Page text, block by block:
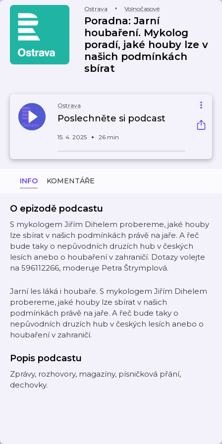
Ostrava Volnočasové
Poradna: Jarní
houbaření. Mykolog
poradí, jaké houby lze v
našich podmínkách
sbírat
Ostrava
Poslechněte si podcast
15. 4. 2025 26 min
INFO KOMENTÁŘE
O epizodě podcastu
S mykologem Jiřím Dihelem probereme, jaké houby
lze sbírat v našich podmínkách právě na jaře. A řeč
bude taky o nepůvodních druzích hub v českých
lesích anebo o houbaření v zahraničí. Dotazy volejte
na 596112266, moderuje Petra Štrymplová.
Jarní les láká i houbaře. S mykologem Jiřím Dihelem
probereme, jaké houby lze sbírat v našich
podmínkách právě na jaře. A řeč bude taky o
nepůvodních druzích hub v českých lesích anebo o
houbaření v zahraničí.
Popis podcastu
Zprávy, rozhovory, magazíny, písničková přání,
dechovky.